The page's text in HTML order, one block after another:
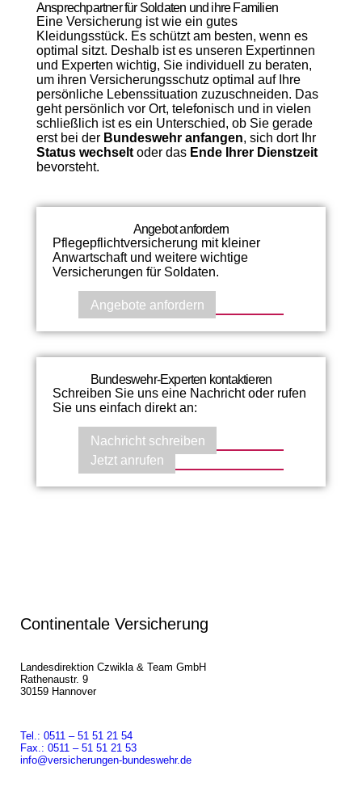
Ansprechpartner für Soldaten und ihre Familien
Eine Versicherung ist wie ein gutes
Kleidungsstück. Es schützt am besten, wenn es
optimal sitzt. Deshalb ist es unseren Expertinnen
und Experten wichtig, Sie individuell zu beraten,
um ihren Versicherungsschutz optimal auf Ihre
persönliche Lebenssituation zuzuschneiden. Das
geht persönlich vor Ort, telefonisch und in vielen
schließlich ist es ein Unterschied, ob Sie gerade
erst bei der Bundeswehr anfangen, sich dort Ihr
Status wechseltoder das Ende Ihrer Dienstzeit
bevorsteht.
Angebot anfordern
Pflegepflichtversicherung mit kleiner
Anwartschaft und weitere wichtige
Versicherungen für Soldaten.
Angebote anfordern
Bundeswehr-Experten kontaktieren
Schreiben Sie uns eine Nachricht oder rufen
Sie uns einfach direkt an:
Nachricht schreiben
Jetzt anrufen
Continentale Versicherung
Landesdirektion Czwikla & Team GmbH
Rathenaustr. 9
30159 Hannover
Tel.: 0511 – 51 51 21 54
Fax.: 0511 – 51 51 21 53
info@versicherungen-bundeswehr.de